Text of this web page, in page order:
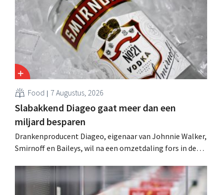
Food 7 Augustus, 2026
Slabakkend Diageo gaat meer dan een
miljard besparen
Drankenproducent Diageo, eigenaar van Johnnie Walker,
Smirnoff en Baileys, wil na een omzetdaling fors in de
andere Guiness en voorgemixte cocktails.